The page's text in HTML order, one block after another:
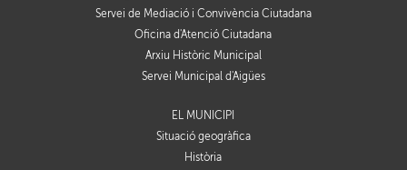
Servei de Mediació i Convivència Ciutadana
Oficina d'Atenció Ciutadana
Arxiu Històric Municipal
Servei Municipal d'Aigües
EL MUNICIPI
Situació geogràfica
Història